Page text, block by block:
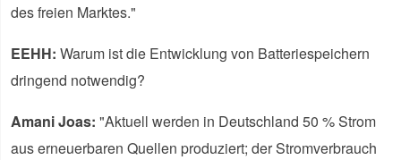
des freien Marktes."
EEHH: Warum ist die Entwicklung von Batteriespeichern
dringend notwendig?
Amani Joas: "Aktuell werden in Deutschland 50 % Strom
aus erneuerbaren Quellen produziert; der Stromverbrauch